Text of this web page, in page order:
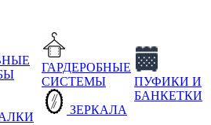
ГАРДЕРОБНЫЕ
СИСТЕМЫ
ЗЕРКАЛА
ПУФИКИ И
БАНКЕТКИ